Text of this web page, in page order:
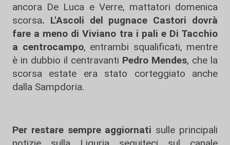
ancora De Luca e Verre, mattatori domenica
scorsa. L'Ascoli del pugnace Castori dovrà
fare a meno di Viviano tra i pali e Di Tacchio
a centrocampo, entrambi squalificati, mentre
è in dubbio il centravanti Pedro Mendes, che la
scorsa estate era stato corteggiato anche
dalla Sampdoria.
Per restare sempre aggiornati sulle principali